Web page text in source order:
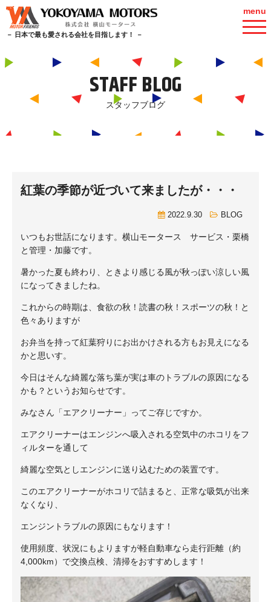
－ 日本で最も愛される会社を目指します！ －
menu
STAFF BLOG
スタッフブログ
紅葉の季節が近づいて来ましたが・・・
2022.9.30 BLOG
いつもお世話になります。横山モータース サービス・栗橋
と管理・加藤です。
暑かった夏も終わり、ときより感じる風が秋っぽい涼しい風
になってきましたね。
これからの時期は、食欲の秋！読書の秋！スポーツの秋！と
色々ありますが
お弁当を持って紅葉狩りにお出かけされる方もお見えになる
かと思いす。
今日はそんな綺麗な落ち葉が実は車のトラブルの原因になる
かも？というお知らせです。
みなさん「エアクリーナー」ってご存じですか。
エアクリーナーはエンジンへ吸入される空気中のホコリをフ
ィルターを通して
綺麗な空気としエンジンに送り込むための装置です。
このエアクリーナーがホコリで詰まると、正常な吸気が出来
なくなり、
エンジントラブルの原因にもなります！
使用頻度、状況にもよりますが軽自動車なら走行距離（約
4,000km）で交換点検、清掃をおすすめします！